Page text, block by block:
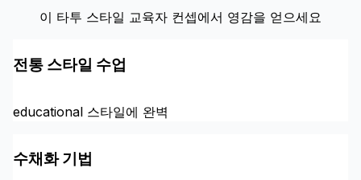
이 타투 스타일 교육자 컨셉에서 영감을 얻으세요
전통 스타일 수업
educational 스타일에 완벽
수채화 기법